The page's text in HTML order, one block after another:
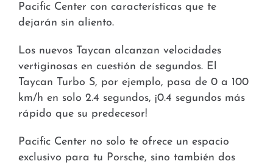
Pacific Center con características que te
dejarán sin aliento.
Los nuevos Taycan alcanzan velocidades
vertiginosas en cuestión de segundos. El
Taycan Turbo S, por ejemplo, pasa de 0 a 100
km/h en solo 2.4 segundos, ¡0.4 segundos más
rápido que su predecesor!
Pacific Center no solo te ofrece un espacio
exclusivo para tu Porsche, sino también dos